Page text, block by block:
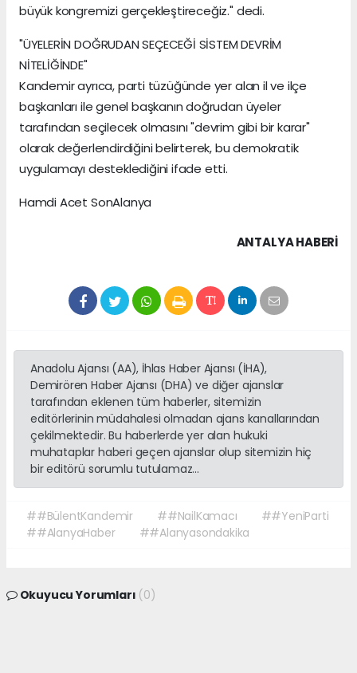
büyük kongremizi gerçekleştireceğiz." dedi.
"ÜYELERİN DOĞRUDAN SEÇECEĞİ SİSTEM DEVRİM
NİTELİĞİNDE"
Kandemir ayrıca, parti tüzüğünde yer alan il ve ilçe
başkanları ile genel başkanın doğrudan üyeler
tarafından seçilecek olmasını "devrim gibi bir karar"
olarak değerlendirdiğini belirterek, bu demokratik
uygulamayı desteklediğini ifade etti.
Hamdi Acet SonAlanya
ANTALYA HABERİ
Anadolu Ajansı (AA), İhlas Haber Ajansı (İHA),
Demirören Haber Ajansı (DHA) ve diğer ajanslar
tarafından eklenen tüm haberler, sitemizin
editörlerinin müdahalesi olmadan ajans kanallarından
çekilmektedir. Bu haberlerde yer alan hukuki
muhataplar haberi geçen ajanslar olup sitemizin hiç
bir editörü sorumlu tutulamaz...
##BülentKandemir ##NailKamacı
##YeniParti
##AlanyaHaber
##Alanyasondakika
Okuyucu Yorumları (0)